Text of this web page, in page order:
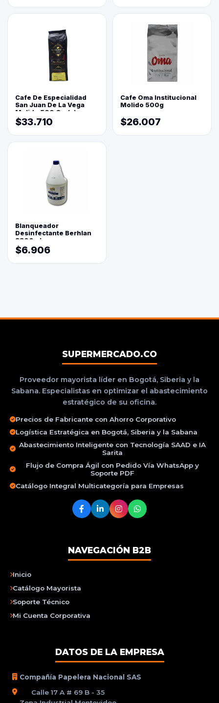
Cafe De Especialidad
San Juan De La Vega
Molido 500 Grs(=)
$33.710
Cafe Oma Institucional
Molido 500g
$26.007
Blanqueador
Desinfectante Berhlan
3800ml
$6.906
SUPERMERCADO.CO
Proveedor mayorista líder en Bogotá, Siberia y la
Sabana. Especialistas en optimizar el abastecimiento
estratégico de su oficina.
Precios de Fabricante con Ahorro Corporativo
Logística Estratégica en Bogotá, Siberia y la Sabana
Abastecimiento Inteligente con Tecnología SAAD e IA
Sarita
Flujo de Compra Ágil con Pedido Vía WhatsApp y
Soporte PDF
Catálogo Integral Multicategoría para Empresas
NAVEGACIÓN B2B
Inicio
Catálogo Mayorista
Soporte Técnico
Mi Cuenta Corporativa
DATOS DE LA EMPRESA
Compañía Papelera Nacional SAS
Calle 17 A # 69 B - 35